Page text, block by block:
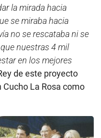
la mirada hacia
se miraba hacia
no se rescataba ni se
nuestras 4 mil
en los mejores
de este proyecto
La Rosa como